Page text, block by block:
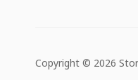
Copyright © 2026